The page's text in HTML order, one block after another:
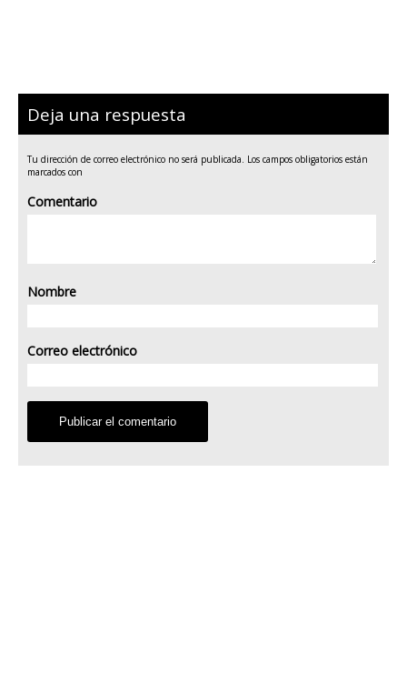
Deja una respuesta
Tu dirección de correo electrónico no será publicada. Los campos obligatorios están
marcados con
Comentario
Nombre
Correo electrónico